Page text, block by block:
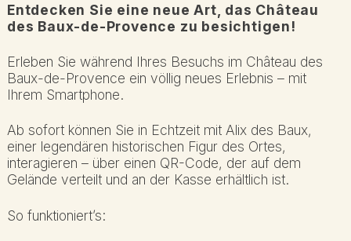
Entdecken Sie eine neue Art, das Château
des Baux-de-Provence zu besichtigen!
Erleben Sie während Ihres Besuchs im Château des
Baux-de-Provence ein völlig neues Erlebnis – mit
Ihrem Smartphone.
Ab sofort können Sie in Echtzeit mit Alix des Baux,
einer legendären historischen Figur des Ortes,
interagieren – über einen QR-Code, der auf dem
Gelände verteilt und an der Kasse erhältlich ist.
So funktioniert’s: